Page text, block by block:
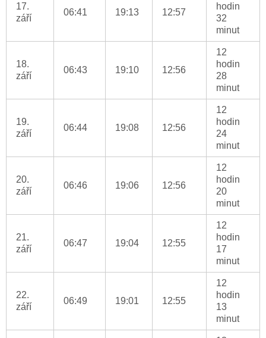
17.
září
06:41 19:13 12:57
hodin
32
minut
18.
září
06:43 19:10 12:56
12
hodin
28
minut
19.
září
06:44 19:08 12:56
12
hodin
24
minut
20.
září
06:46 19:06 12:56
12
hodin
20
minut
21.
září
06:47 19:04 12:55
12
hodin
17
minut
22.
září
06:49 19:01 12:55
12
hodin
13
minut